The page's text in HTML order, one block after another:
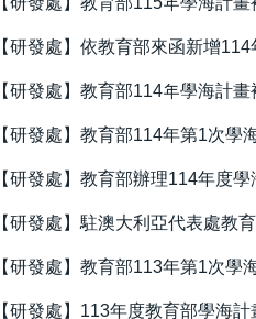
【研發處】依教育部來函新增
【研發處】教育部114年學海計
【研發處】教育部114年第1次
【研發處】教育部辦理114年度
【研發處】駐澳大利亞代表處教
【研發處】教育部113年第1次
【研發處】113年度教育部學海